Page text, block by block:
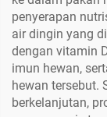
penyerapan
air dingin yang
dengan vitamin
imun hewan,
hewan tersebut.
berkelanjutan,